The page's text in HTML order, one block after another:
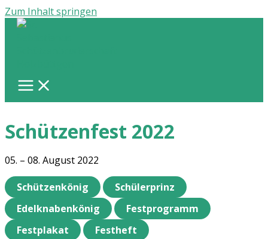
Zum Inhalt springen
Schützenfest 2022
05. – 08. August 2022
Schützenkönig
Schülerprinz
Edelknabenkönig
Festprogramm
Festplakat
Festheft